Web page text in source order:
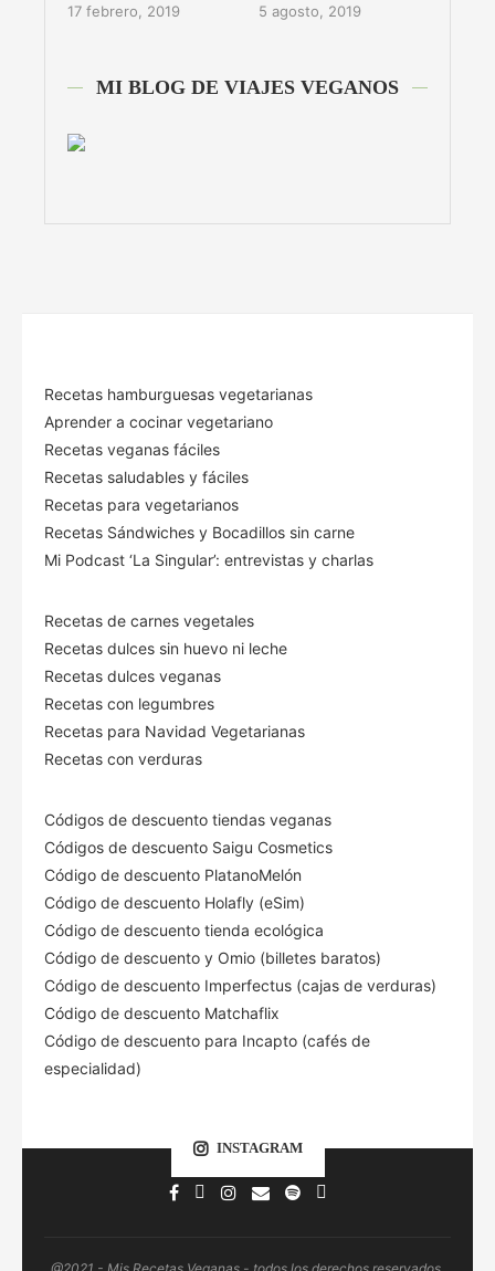
17 febrero, 2019
5 agosto, 2019
MI BLOG DE VIAJES VEGANOS
Recetas hamburguesas vegetarianas
Aprender a cocinar vegetariano
Recetas veganas fáciles
Recetas saludables y fáciles
Recetas para vegetarianos
Recetas Sándwiches y Bocadillos sin carne
Mi Podcast ‘La Singular’: entrevistas y charlas
Recetas de carnes vegetales
Recetas dulces sin huevo ni leche
Recetas dulces veganas
Recetas con legumbres
Recetas para Navidad Vegetarianas
Recetas con verduras
Códigos de descuento tiendas veganas
Códigos de descuento Saigu Cosmetics
Código de descuento PlatanoMelón
Código de descuento Holafly (eSim)
Código de descuento tienda ecológica
Código de descuento y Omio (billetes baratos)
Código de descuento Imperfectus (cajas de verduras)
Código de descuento Matchaflix
Código de descuento para Incapto (cafés de
especialidad)
INSTAGRAM